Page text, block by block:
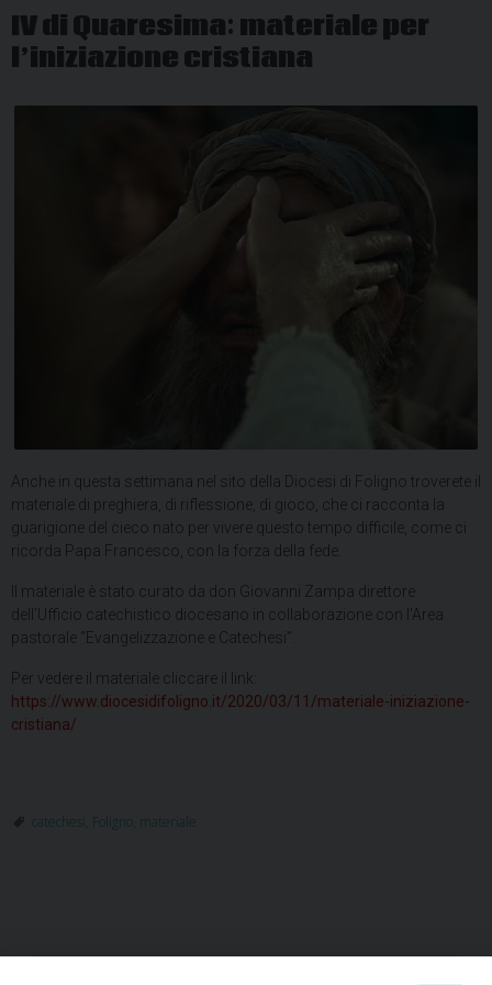
IV di Quaresima: materiale per
l’iniziazione cristiana
Anche in questa settimana nel sito della Diocesi di Foligno troverete il
materiale di preghiera, di riflessione, di gioco, che ci racconta la
guarigione del cieco nato per vivere questo tempo difficile, come ci
ricorda Papa Francesco, con la forza della fede.
Il materiale è stato curato da don Giovanni Zampa direttore
dell’Ufficio catechistico diocesano in collaborazione con l’Area
pastorale “Evangelizzazione e Catechesi”.
Per vedere il materiale cliccare il link:
https://www.diocesidifoligno.it/2020/03/11/materiale-iniziazione-
cristiana/
catechesi Foligno materiale